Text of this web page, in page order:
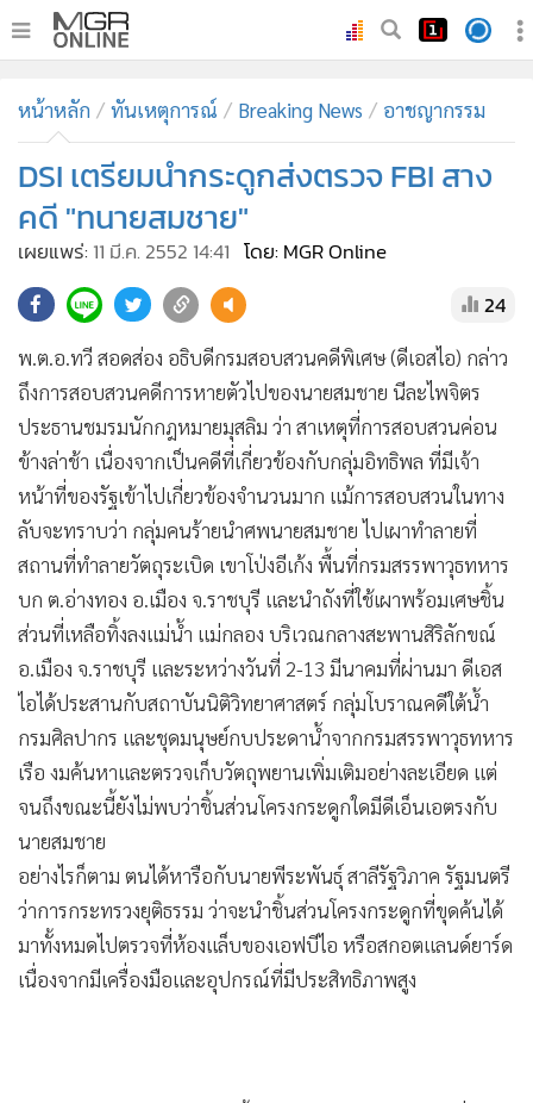
ทันเหตุการณ์
• ภาคใต้
ภูมิภาค
Online Section
• ผู้จัดการรายวัน
• คอลัมนิสต์
• ละคร
• CbizReview
• Cyber BIZ
• ผู้จัดกวน
• Good health & Well-being
• Green Innovation & SD
• Management & HR
• MGR Live
• Infographic
• การเมือง
ท่องเที่ยว
กีฬา
• Special Scoop
• เศรษฐกิจ-ธุรกิจ
• จีน
• ชุมชน-คุณภาพชีวิต
หน้าหลัก ทันเหตุการณ์ Breaking News อาชญากรรม
DSI เตรียมนำกระดูกส่งตรวจ FBI สาง
คดี "ทนายสมชาย"
เผยแพร่: 11 มี.ค. 2552 14:41 โดย: MGR Online
24
พ.ต.อ.ทวี สอดส่อง อธิบดีกรมสอบสวนคดีพิเศษ (ดีเอสไอ) กล่าว
ถึงการสอบสวนคดีการหายตัวไปของนายสมชาย นีละไพจิตร
ประธานชมรมนักกฎหมายมุสลิม ว่า สาเหตุที่การสอบสวนค่อน
ข้างล่าช้า เนื่องจากเป็นคดีที่เกี่ยวข้องกับกลุ่มอิทธิพล ที่มีเจ้า
หน้าที่ของรัฐเข้าไปเกี่ยวข้องจำนวนมาก แม้การสอบสวนในทาง
ลับจะทราบว่า กลุ่มคนร้ายนำศพนายสมชาย ไปเผาทำลายที่
สถานที่ทำลายวัตถุระเบิด เขาโป่งอีเก้ง พื้นที่กรมสรรพาวุธทหาร
บก ต.อ่างทอง อ.เมือง จ.ราชบุรี และนำถังที่ใช้เผาพร้อมเศษชิ้น
ส่วนที่เหลือทิ้งลงแม่น้ำ แม่กลอง บริเวณกลางสะพานสิริลักขณ์
อ.เมือง จ.ราชบุรี และระหว่างวันที่ 2-13 มีนาคมที่ผ่านมา ดีเอส
ไอได้ประสานกับสถาบันนิติวิทยาศาสตร์ กลุ่มโบราณคดีใต้น้ำ
กรมศิลปากร และชุดมนุษย์กบประดาน้ำจากกรมสรรพาวุธทหาร
เรือ งมค้นหาและตรวจเก็บวัตถุพยานเพิ่มเติมอย่างละเอียด แต่
จนถึงขณะนี้ยังไม่พบว่าชิ้นส่วนโครงกระดูกใดมีดีเอ็นเอตรงกับ
นายสมชาย
อย่างไรก็ตาม ตนได้หารือกับนายพีระพันธุ์ สาลีรัฐวิภาค รัฐมนตรี
ว่าการกระทรวงยุติธรรม ว่าจะนำชิ้นส่วนโครงกระดูกที่ขุดค้นได้
มาทั้งหมดไปตรวจที่ห้องแล็บของเอฟบีไอ หรือสกอตแลนด์ยาร์ด
เนื่องจากมีเครื่องมือและอุปกรณ์ที่มีประสิทธิภาพสูง